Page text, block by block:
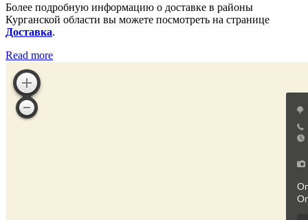
Более подробную информацию о доставке в районы
Курганской области вы можете посмотреть на странице
Доставка.
Read more